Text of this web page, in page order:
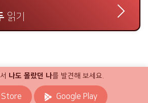
읽기
나도 몰랐던 나를 발견해 보세요.
Google Play